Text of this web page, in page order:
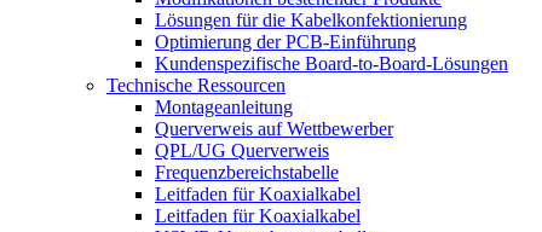
Lösungen für die Kabelkonfektionierung
Optimierung der PCB-Einführung
Kundenspezifische Board-to-Board-Lösungen
Technische Ressourcen
Montageanleitung
Querverweis auf Wettbewerber
QPL/UG Querverweis
Frequenzbereichstabelle
Leitfaden für Koaxialkabel
Leitfaden für Koaxialkabel